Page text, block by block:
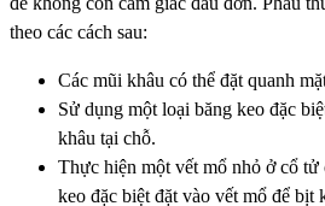
theo các cách sau:
Các mũi khâu có thể đặt quanh
Sử dụng một loại băng keo đặc
khâu tại chỗ.
Thực hiện một vết mổ nhỏ ở cổ tử
keo đặc biệt đặt vào vết mổ để bịt